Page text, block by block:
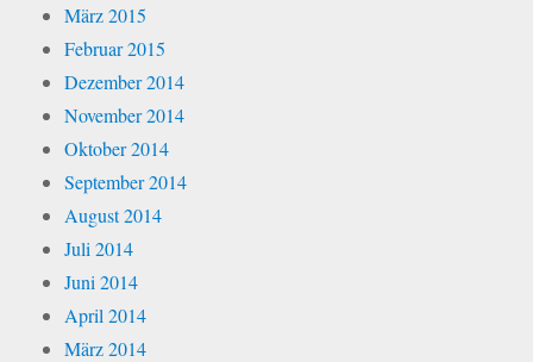
März 2015
Februar 2015
Dezember 2014
November 2014
Oktober 2014
September 2014
August 2014
Juli 2014
Juni 2014
April 2014
März 2014